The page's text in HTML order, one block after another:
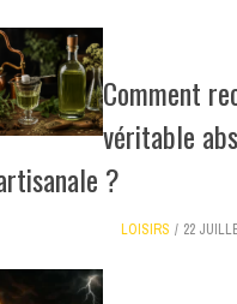
Comment
véritable
?
LOISIRS 22